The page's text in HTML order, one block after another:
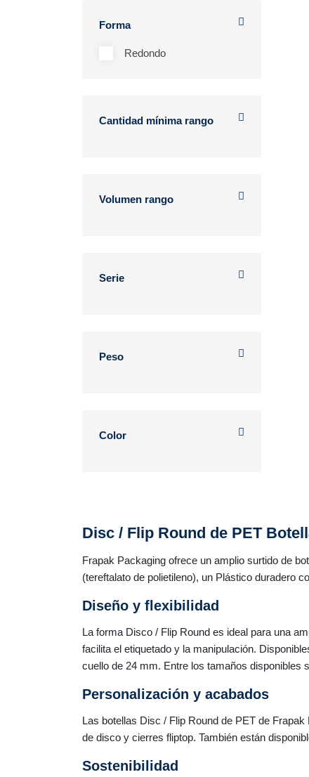
Forma
Redondo
Cantidad mínima rango
Volumen rango
Serie
Peso
Color
Disc / Flip Round de PET
Frapak Packaging ofrece un amplio surtido de
(tereftalato de polietileno), un Plástico duradero
Diseño y flexibilidad
La forma Disco / Flip Round es ideal para una
facilita el etiquetado y la manipulación.
cuello de 24 mm. Entre los tamaños disponibles
Personalización y acabados
Las botellas Disc / Flip Round de PET de
de disco y cierres fliptop. También están
Sostenibilidad